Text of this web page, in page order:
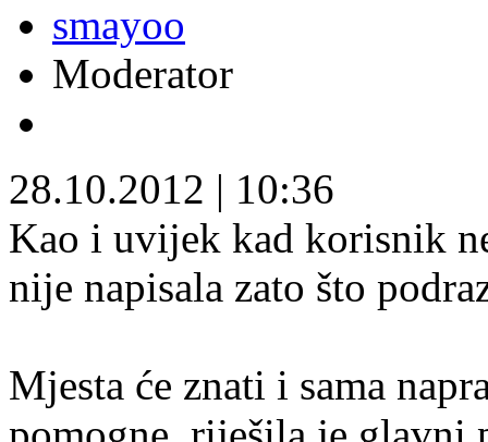
smayoo
Moderator
28.10.2012 | 10:36
Kao i uvijek kad korisnik
nije napisala zato što
Mjesta će znati i sama